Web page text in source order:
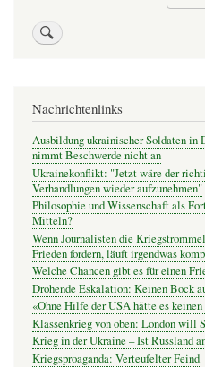
Nachrichtenlinks
Ausbildung ukrainischer Soldaten in
nimmt Beschwerde nicht an
Ukrainekonflikt: "Jetzt wäre der
Verhandlungen wieder aufzunehmen"
Philosophie und Wissenschaft als
Mitteln?
Wenn Journalisten die
Frieden fordern, läuft irgendwas
Welche Chancen gibt es für einen
Drohende Eskalation: Keinen Bock
«Ohne Hilfe der USA hätte es
Klassenkrieg von oben: London will
Krieg in der Ukraine – Ist Russland
Kriegsproaganda: Verteufelter Feind